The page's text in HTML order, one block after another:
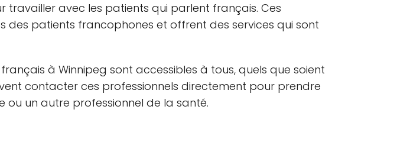
travailler avec les patients qui parlent français. Ces
des patients francophones et offrent des services qui sont
à Winnipeg sont accessibles à tous, quels que soient
contacter ces professionnels directement pour prendre
un autre professionnel de la santé.